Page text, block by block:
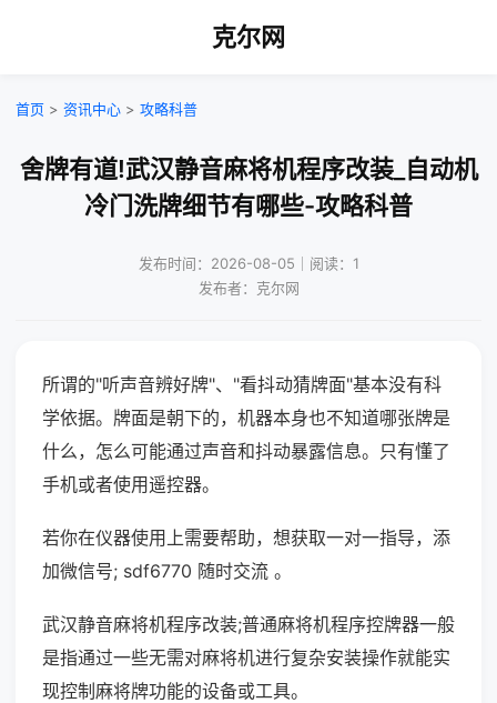
克尔网
首页 > 资讯中心 > 攻略科普
舍牌有道!武汉静音麻将机程序改装_自动机
冷门洗牌细节有哪些-攻略科普
发布时间：2026-08-05｜阅读：1
发布者：克尔网
所谓的"听声音辨好牌"、"看抖动猜牌面"基本没有科
学依据。牌面是朝下的，机器本身也不知道哪张牌是
什么，怎么可能通过声音和抖动暴露信息。只有懂了
手机或者使用遥控器。
若你在仪器使用上需要帮助，想获取一对一指导，添
加微信号; sdf6770 随时交流 。
武汉静音麻将机程序改装;普通麻将机程序控牌器一般
是指通过一些无需对麻将机进行复杂安装操作就能实
现控制麻将牌功能的设备或工具。